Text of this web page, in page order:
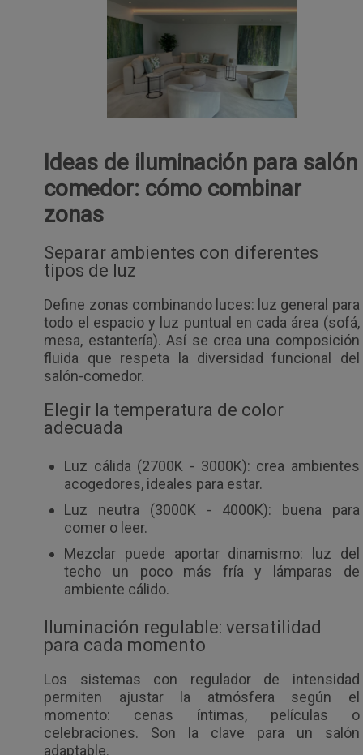
Ideas de iluminación para salón
comedor: cómo combinar
zonas
Separar ambientes con diferentes
tipos de luz
Define zonas combinando luces: luz general para
todo el espacio y luz puntual en cada área (sofá,
mesa, estantería). Así se crea una composición
fluida que respeta la diversidad funcional del
salón-comedor.
Elegir la temperatura de color
adecuada
Luz cálida (2700K - 3000K): crea ambientes
acogedores, ideales para estar.
Luz neutra (3000K - 4000K): buena para
comer o leer.
Mezclar puede aportar dinamismo: luz del
techo un poco más fría y lámparas de
ambiente cálido.
Iluminación regulable: versatilidad
para cada momento
Los sistemas con regulador de intensidad
permiten ajustar la atmósfera según el
momento: cenas íntimas, películas o
celebraciones. Son la clave para un salón
adaptable.